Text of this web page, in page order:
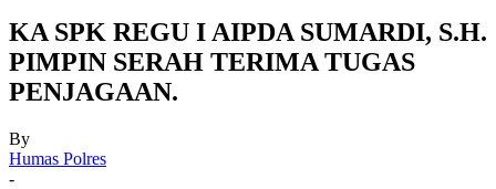
KA SPK REGU I AIPDA SUMARDI, S.H.
PIMPIN SERAH TERIMA TUGAS
PENJAGAAN.
By
Humas Polres
-